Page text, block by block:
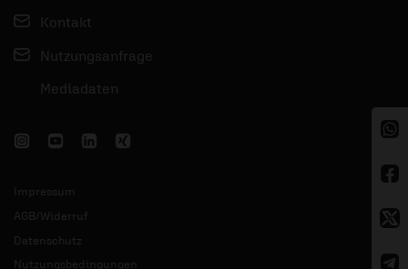
Kontakt
Nutzungsanfrage
Mediadaten
Impressum
AGB/Widerruf
Datenschutz
Nutzungsbedingungen